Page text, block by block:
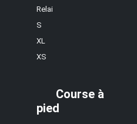
Relai
S
XL
XS
Course à
pied